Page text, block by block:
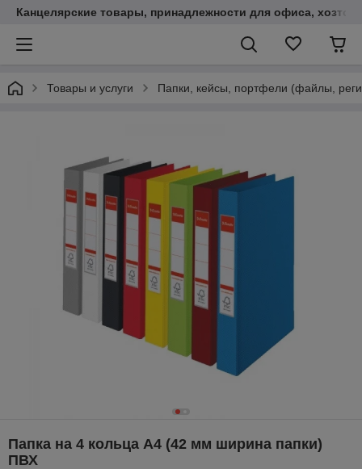
Канцелярские товары, принадлежности для офиса,
Товары и услуги Папки, кейсы, портфели (файлы,
Папка на 4 кольца А4 (42 мм ширина папки)
ПВХ